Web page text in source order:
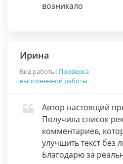
возникало
Ирина
Вид работы: Проверка
выполненной работы
Автор настоящий
Получила список
комментариев,
улучшить текст без
Благодарю за